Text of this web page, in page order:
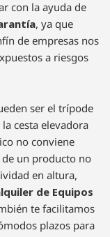
para
tienda física, en
actuaciones
tiempo para el
con la ayuda de
, ya que
de empresas nos
a riesgos